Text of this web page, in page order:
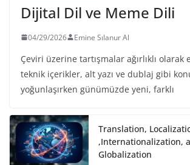
Dijital Dil ve Meme Dili
04/29/2026 Emine Sılanur Al
Çeviri üzerine tartışmalar ağırlıklı
teknik içerikler, alt yazı ve dublaj gibi
yoğunlaşırken günümüzde yeni, farklı
Translation,
,Internationalization,
Globalization